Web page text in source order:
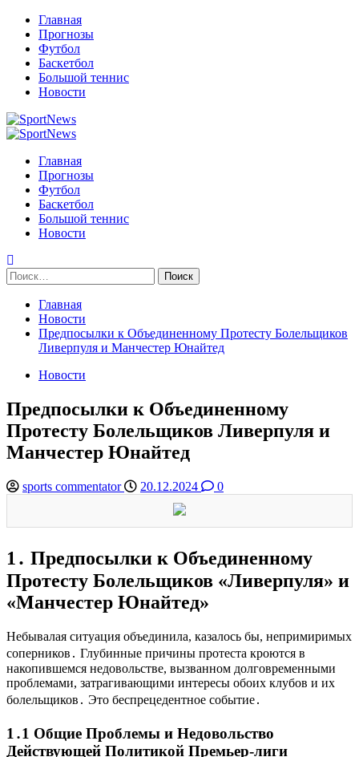
Перейти
содержимому
Главная
Прогнозы
Футбол
Баскетбол
Большой теннис
Новости
Primary
Главная
Прогнозы
Футбол
Баскетбол
Большой теннис
Новости
Найти:
Главная
Новости
Предпосылки к Объединенному Протесту Болельщиков
Ливерпуля и Манчестер Юнайтед
Новости
Предпосылки к Объединенному
Протесту Болельщиков Ливерпуля и
Манчестер Юнайтед
sports commentator 20.12.2024 0
1․ Предпосылки к Объединенному
Протесту Болельщиков «Ливерпуля» и
«Манчестер Юнайтед»
Небывалая ситуация объединила, казалось бы, непримиримых
соперников․ Глубинные причины протеста кроются в
накопившемся недовольстве, вызванном долговременными
проблемами, затрагивающими интересы обоих клубов и их
болельщиков․ Это беспрецедентное событие․
1․1 Общие Проблемы и Недовольство
Действующей Политикой Премьер-лиги